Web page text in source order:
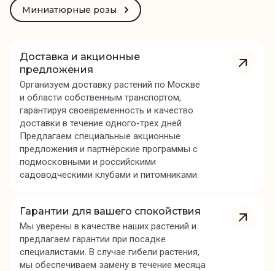
Миниатюрные розы
Доставка и акционные
предложения
Организуем доставку растений по Москве
и области собственным транспортом,
гарантируя своевременность и качество
доставки в течение одного-трех дней.
Предлагаем специальные акционные
предложения и партнёрские программы с
подмосковными и российскими
садоводческими клубами и питомниками.
Гарантии для вашего спокойствия
Мы уверены в качестве наших растений и
предлагаем гарантии при посадке
специалистами. В случае гибели растения,
мы обеспечиваем замену в течение месяца